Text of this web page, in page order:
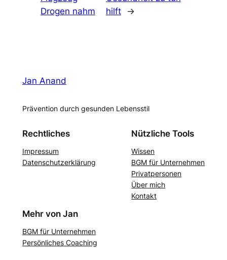
Drogen nahm
hilft
→
Jan Anand
Prävention durch gesunden Lebensstil
Rechtliches
Impressum
Datenschutzerklärung
Nützliche Tools
Wissen
BGM für Unternehmen
Privatpersonen
Über mich
Kontakt
Mehr von Jan
BGM für Unternehmen
Persönliches Coaching